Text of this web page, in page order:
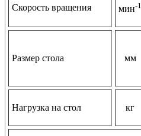
Скорость вращения мин-1
Размер стола мм
Нагрузка на стол кг